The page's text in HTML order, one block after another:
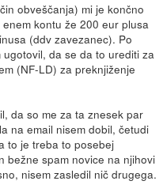
obveščanja) mi je končno
kontu že 200 eur plusa
(ddv zavezanec). Po
da se da to urediti za
(NF-LD) za preknjiženje
da so me za ta znesek par
na email nisem dobil, četudi
to je treba to posebej
bežne spam novice na njihovi
nisem zasledil nič drugega.